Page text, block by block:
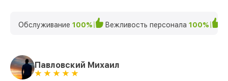
Обслуживание 100% Вежливость персонала 100%
Павловский Михаил